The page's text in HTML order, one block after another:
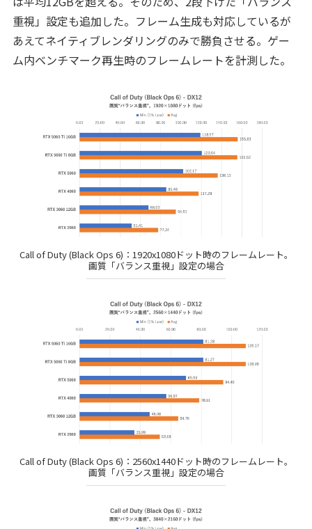
重視」設定も追加した。フレーム生成も対応しているが
あえてネイティブレンダリングのみで勝負させる。ゲー
ム内ベンチマーク再生時のフレームレートを計測した。
Call of Duty (Black Ops 6)：1920x1080ドット時のフレームレート。
画質「バランス重視」設定の場合
Call of Duty (Black Ops 6)：2560x1440ドット時のフレームレート。
画質「バランス重視」設定の場合